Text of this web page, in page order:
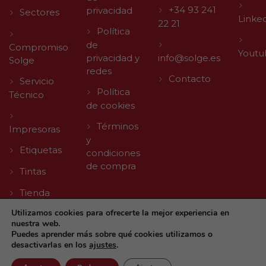
Sectores
Compromiso
Solge
Servicio
Técnico
Impresoras
Etiquetas
Tintas
Tienda
privacidad
Política
de
privacidad y
redes
Política
de cookies
Términos
y
condiciones
de compra
+34 93 241
22 21
info@solge.es
Contacto
© 2026 Solge | Made with byAgencia Digital TLL
Utilizamos cookies para ofrecerte la mejor experiencia en
nuestra web.
Puedes aprender más sobre qué cookies utilizamos o
desactivarlas en los ajustes.